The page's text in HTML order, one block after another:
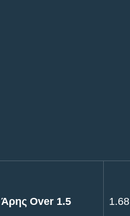
Άρης Over 1.5 1.68